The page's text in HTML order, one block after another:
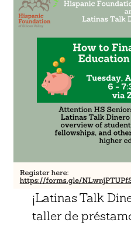
¡Latinas Talk
taller de